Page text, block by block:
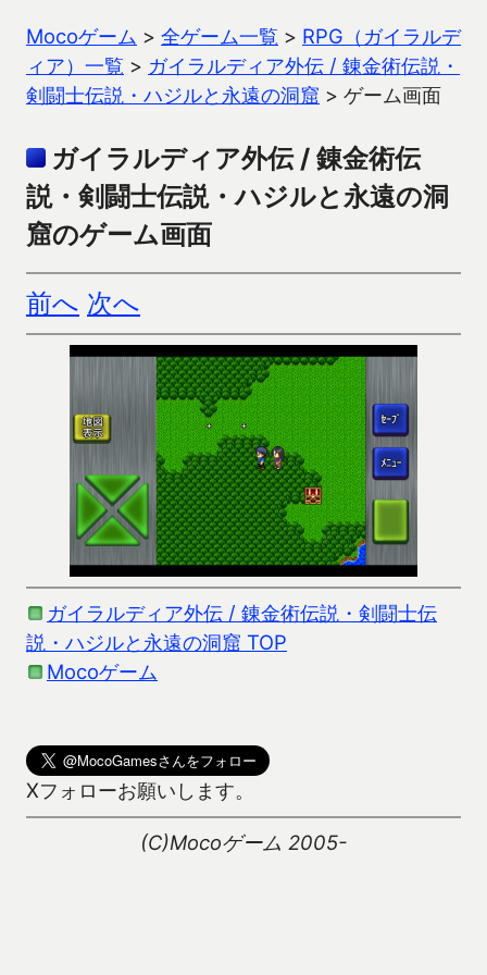
Mocoゲーム > 全ゲーム一覧 > RPG（ガイラルデ
ィア）一覧 > ガイラルディア外伝 / 錬金術伝説・
剣闘士伝説・ハジルと永遠の洞窟 > ゲーム画面
ガイラルディア外伝 / 錬金術伝
説・剣闘士伝説・ハジルと永遠の洞
窟のゲーム画面
前へ 次へ
ガイラルディア外伝 / 錬金術伝説・剣闘士伝
説・ハジルと永遠の洞窟 TOP
Mocoゲーム
Xフォローお願いします。
(C)Mocoゲーム 2005-